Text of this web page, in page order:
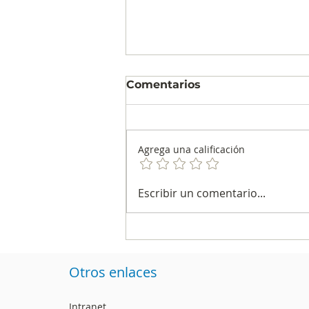
La encuesta de CAMBIO
precisa de la segunda
Comentarios
Agrega una calificación
Escribir un comentario...
Otros enlaces